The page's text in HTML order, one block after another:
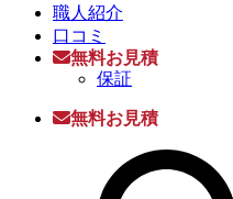
職人紹介
口コミ
無料お見積
保証
無料お見積